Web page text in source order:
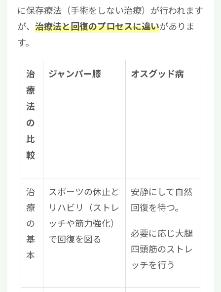
に保存療法（手術をしない治療）が行われます
が、 治療法と回復のプロセスに違いがありま
す。
治
療
法
の
比
較
ジャンパー膝 オスグッド病
治
療
の
基
本
スポーツの休止と
リハビリ（ストレ
ッチや筋力強化）
で回復を図る
安静にして自然
回復を待つ。
必要に応じ大腿
四頭筋のストレ
ッチを行う